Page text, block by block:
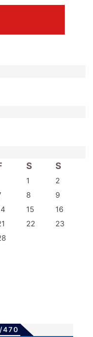
S S
1
2
8
9
15
16
22
23
470